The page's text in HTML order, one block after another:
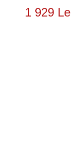
1 929